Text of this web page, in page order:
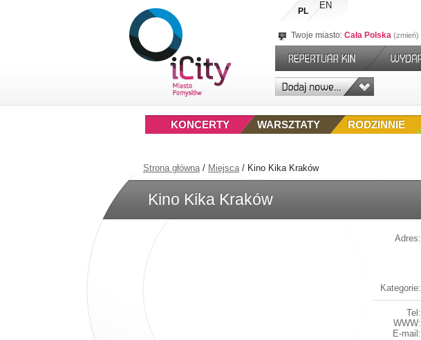
PL
EN
Twoje miasto: Cała Polska zmień
RODZINNIE
WARSZTATY
KONCERTY
Strona główna/ Miejsca/ Kino Kika Kraków
Kino Kika Kraków
Adres:
Kategorie:
Tel:
WWW:
E-mail: